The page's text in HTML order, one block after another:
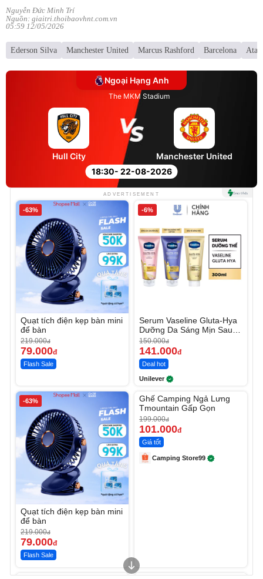
Nguyễn Đức Minh Trí
Nguồn: giaitri.thoibaovhnt.com.vn
05:59 12/05/2026
Ederson Silva Manchester United Marcus Rashford Barcelona
Ngoại Hạng Anh
The MKM Stadium
18:30- 22-08-2026
Hull City Manchester United
ADVERTISEMENT
-63%
Quạt tích điện kẹp bàn mini
để bàn
219.000đ
79.000đ
Flash Sale
-6%
Serum Vaseline Gluta-Hya
Dưỡng Da Sáng Mịn Sau 7
Ngày
150.000đ
141.000đ
Deal hot
Unilever
-63%
Quạt tích điện kẹp bàn mini
để bàn
219.000đ
79.000đ
Flash Sale
-49%
Ghế Camping Ngả Lưng
Tmountain Gấp Gọn
199.000đ
101.000đ
Giá tốt
Camping Store99